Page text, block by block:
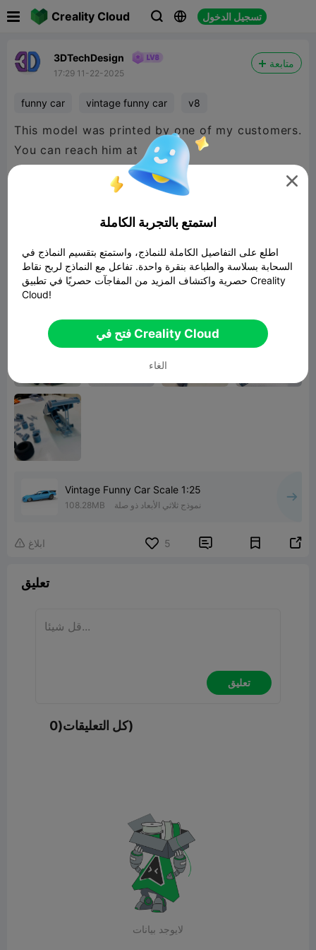
Creality Cloud   تسجيل الدخول
3DTechDesign
17:29 11-22-2025
متابعة
funny car vintage funny car v8
This model was printed by one of my customers.
You can reach him at
a1raceworks.com
id=61575052433935
Vintage Funny Car Scale 1:25
108.28MB نموذج ثلاثي الأبعاد ذو صلة
 ابلاغ 5  
تعليق
تعليق
كل التعليقات(0)
لايوجد بيانات

استمتع بالتجربة الكاملة
اطلع على التفاصيل الكاملة للنماذج، واستمتع بتقسيم النماذج في
السحابة بسلاسة والطباعة بنقرة واحدة. تفاعل مع النماذج لربح نقاط
حصرية واكتشاف المزيد من المفاجآت حصريًا في تطبيق Creality
Cloud!
فتح في Creality Cloud
الغاء